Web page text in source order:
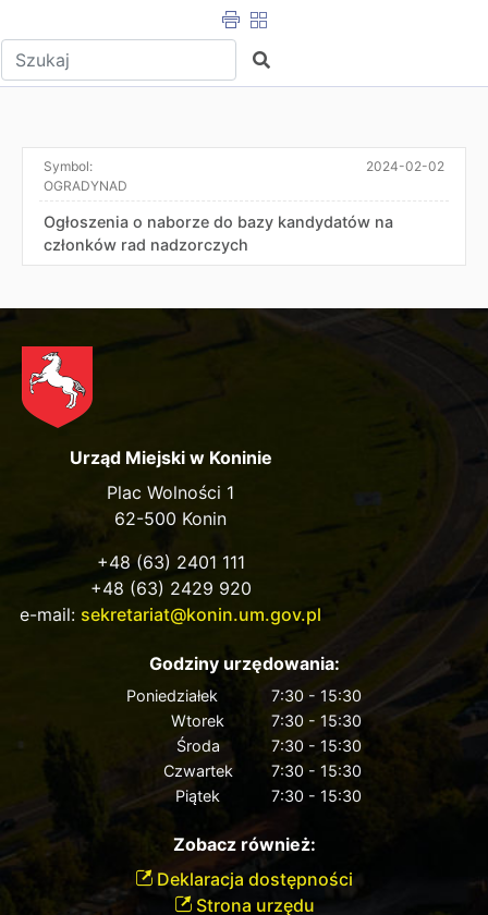
Wpisz tekst do wyszukania Szukaj
Symbol:
OGRADYNAD
2024-02-02
Ogłoszenia o naborze do bazy kandydatów na
członków rad nadzorczych
Urząd Miejski w Koninie
Plac Wolności 1
62-500 Konin
+48 (63) 2401 111
+48 (63) 2429 920
e-mail: sekretariat@konin.um.gov.pl
Godziny urzędowania:
Poniedziałek
7:30 - 15:30
Wtorek
7:30 - 15:30
Środa
7:30 - 15:30
Czwartek
7:30 - 15:30
Piątek
7:30 - 15:30
Zobacz również:
Deklaracja dostępności
Strona urzędu